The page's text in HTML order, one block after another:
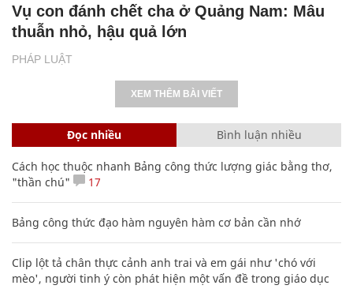
PHÁP LUẬT
Vụ con đánh chết cha ở Quảng Nam: Mâu
thuẫn nhỏ, hậu quả lớn
XEM THÊM BÀI VIẾT
Đọc nhiều Bình luận nhiều
Cách học thuộc nhanh Bảng công thức lượng giác bằng thơ,
"thần chú"
17
Bảng công thức đạo hàm nguyên hàm cơ bản cần nhớ
Clip lột tả chân thực cảnh anh trai và em gái như 'chó với
mèo', người tinh ý còn phát hiện một vấn đề trong giáo dục